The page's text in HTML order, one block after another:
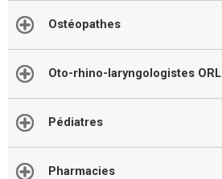
Ostéopathes
Oto-rhino-laryngologistes ORL
Pédiatres
Pharmacies